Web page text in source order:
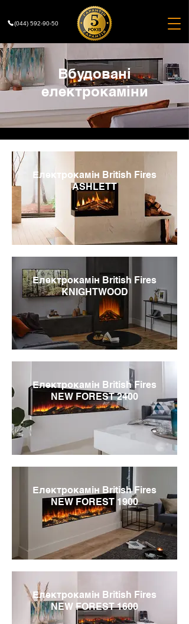
(044) 592-90-50
Вбудовані
електрокаміни​
Електрокамін British Fires
ASHLETT
Електрокамін British Fires
KNIGHTWOOD
Електрокамін British Fires
NEW FOREST 2400
Електрокамін British Fires
NEW FOREST 1900
Електрокамін British Fires
NEW FOREST 1600